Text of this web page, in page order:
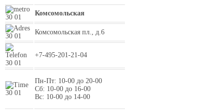
Комсомольская
Комсомольская пл., д.6
+7-495-201-21-04
Пн-Пт: 10-00 до 20-00
Сб: 10-00 до 16-00
Вс: 10-00 до 14-00